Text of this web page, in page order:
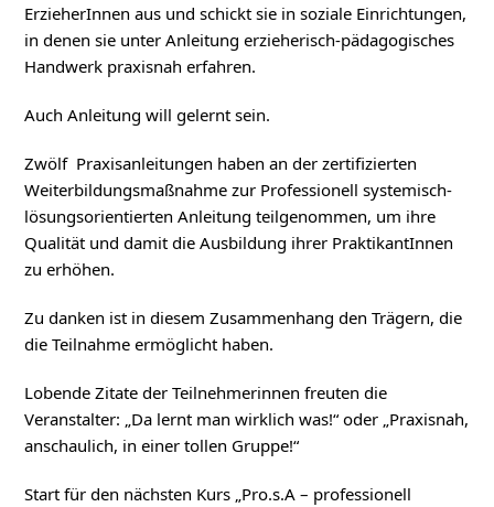
ErzieherInnen aus und schickt sie in soziale Einrichtungen,
in denen sie unter Anleitung erzieherisch-pädagogisches
Handwerk praxisnah erfahren.
Auch Anleitung will gelernt sein.
Zwölf Praxisanleitungen haben an der zertifizierten
Weiterbildungsmaßnahme zur Professionell systemisch-
lösungsorientierten Anleitung teilgenommen, um ihre
Qualität und damit die Ausbildung ihrer PraktikantInnen
zu erhöhen.
Zu danken ist in diesem Zusammenhang den Trägern, die
die Teilnahme ermöglicht haben.
Lobende Zitate der Teilnehmerinnen freuten die
Veranstalter: „Da lernt man wirklich was!“ oder „Praxisnah,
anschaulich, in einer tollen Gruppe!“
Start für den nächsten Kurs „Pro.s.A – professionell